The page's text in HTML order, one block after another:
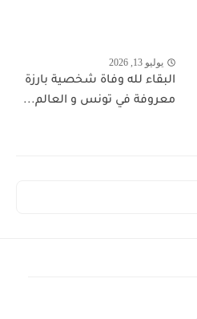
يوليو 13, 2026
البقاء لله وفاة شخصية بارزة
معروفة في تونس و العالم...